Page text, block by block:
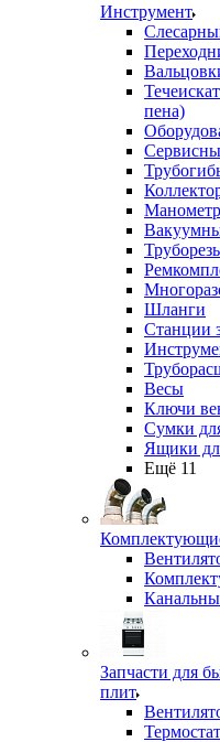
Инструмент
пена)
Шланги
Станции
Весы
Ключи
Сумки
Ящики
Ещё 11
Запчасти для
плит